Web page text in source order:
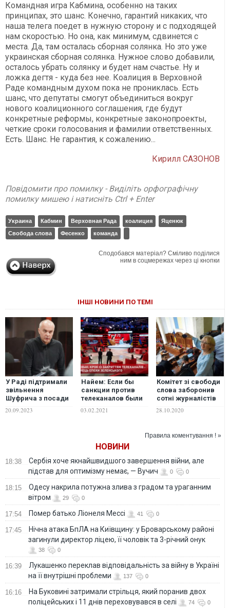
Командная игра Кабмина, особенно на таких
принципах, это шанс. Конечно, гарантий никаких, что
наша телега поедет в нужную сторону и с подходящей
нам скоростью. Но она, как минимум, сдвинется с
места. Да, там осталась сборная солянка. Но это уже
украинская сборная солянка. Нужное слово добавили,
осталось убрать солянку и будет нам счастье. Ну и
ложка дегтя - куда без нее. Коалиция в Верховной
Раде командным духом пока не прониклась. Есть
шанс, что депутаты смогут объединиться вокруг
нового коалиционного соглашения, где будут
конкретные реформы, конкретные законопроекты,
четкие сроки голосования и фамилии ответственных.
Есть. Шанс. Не гарантия, к сожалению...
Кирилл САЗОНОВ
Повідомити про помилку - Виділіть орфографічну
помилку мишею і натисніть Ctrl + Enter
Украина Кабмин Верховная Рада коалиция
Яценюк
Свобода слова
Фесенко команда
Сподобався матеріал? Сміливо поділися
ним в соцмережах через ці кнопки
ІНШІ НОВИНИ ПО ТЕМІ
У Раді підтримали
звільнення
Шуфрича з посади
свободи слова
20.09.2023
Найем: Если бы
санкции против
телеканалов были
назад, сегодня в
Медведчука
03.02.2021
Комітет зі свободи
слова заборонив
сотні журналістів
парламент
28.10.2020
Правила коментування ! »
НОВИНИ
18:38
Сербія хоче якнайшвидшого завершення війни, але
підстав для оптимізму немає, — Вучич
0 0
18:15
Одесу накрила потужна злива з градом та ураганним
вітром
29 0
17:54 Помер батько Ліонеля Мессі 41 0
17:45
Нічна атака БпЛА на Київщину: у Броварському районі
загинули директор ліцею, її чоловік та 3-річний онук
38 0
16:39
Лукашенко переклав відповідальність за війну в Україні
на її внутрішні проблеми
137 0
16:16
На Буковині затримали стрільця, який поранив двох
поліцейських і 11 днів переховувався в селі
74 0